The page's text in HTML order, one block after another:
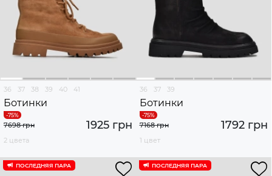
36 37 38 39 40 41
Ботинки
1925 грн
7698 грн
2 цвета
36 37 39
Ботинки
1792 грн
7168 грн
1 цвет
ПОСЛЕДНЯЯ ПАРА ПОСЛЕДНЯЯ ПАРА